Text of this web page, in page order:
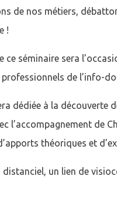
de nos métiers,
!
ce séminaire sera
professionnels de l’info-
dédiée à la découverte
l’accompagnement de
théoriques et
distanciel, un lien de
Mot de passe oublié ?